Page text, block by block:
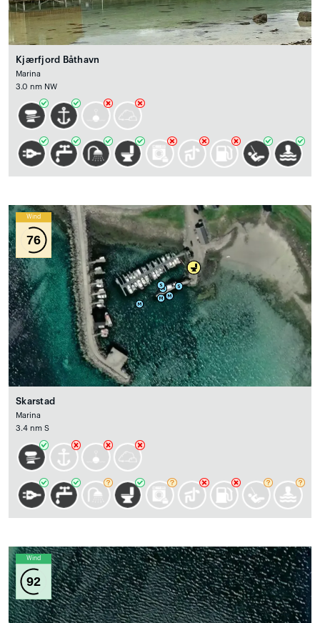
Kjærfjord Båthavn
Marina
3.0 nm NW
Wind
76
Skarstad
Marina
3.4 nm S
Wind
92